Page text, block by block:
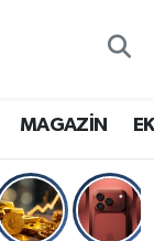
MAGAZİN